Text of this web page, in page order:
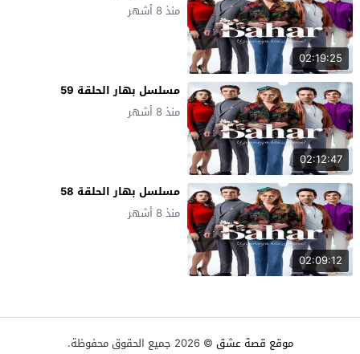
02:19:25
منذ 8 أشهر
02:12:47
مسلسل بهار الحلقة 59
منذ 8 أشهر
02:09:12
مسلسل بهار الحلقة 58
منذ 8 أشهر
موقع قصة عشق © 2026 جميع الحقوق محفوظة.